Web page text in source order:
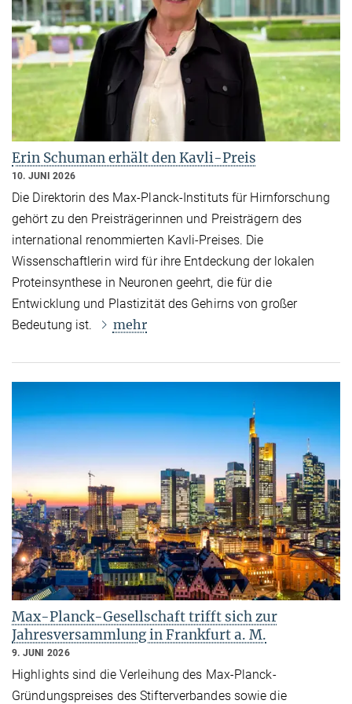
Erin Schuman erhält den Kavli-Preis
10. JUNI 2026
Die Direktorin des Max-Planck-Instituts für Hirnforschung
gehört zu den Preisträgerinnen und Preisträgern des
international renommierten Kavli-Preises. Die
Wissenschaftlerin wird für ihre Entdeckung der lokalen
Proteinsynthese in Neuronen geehrt, die für die
Entwicklung und Plastizität des Gehirns von großer
Bedeutung ist.
mehr
Max-Planck-Gesellschaft trifft sich zur
Jahresversammlung in Frankfurt a. M.
9. JUNI 2026
Highlights sind die Verleihung des Max-Planck-
Gründungspreises des Stifterverbandes sowie die